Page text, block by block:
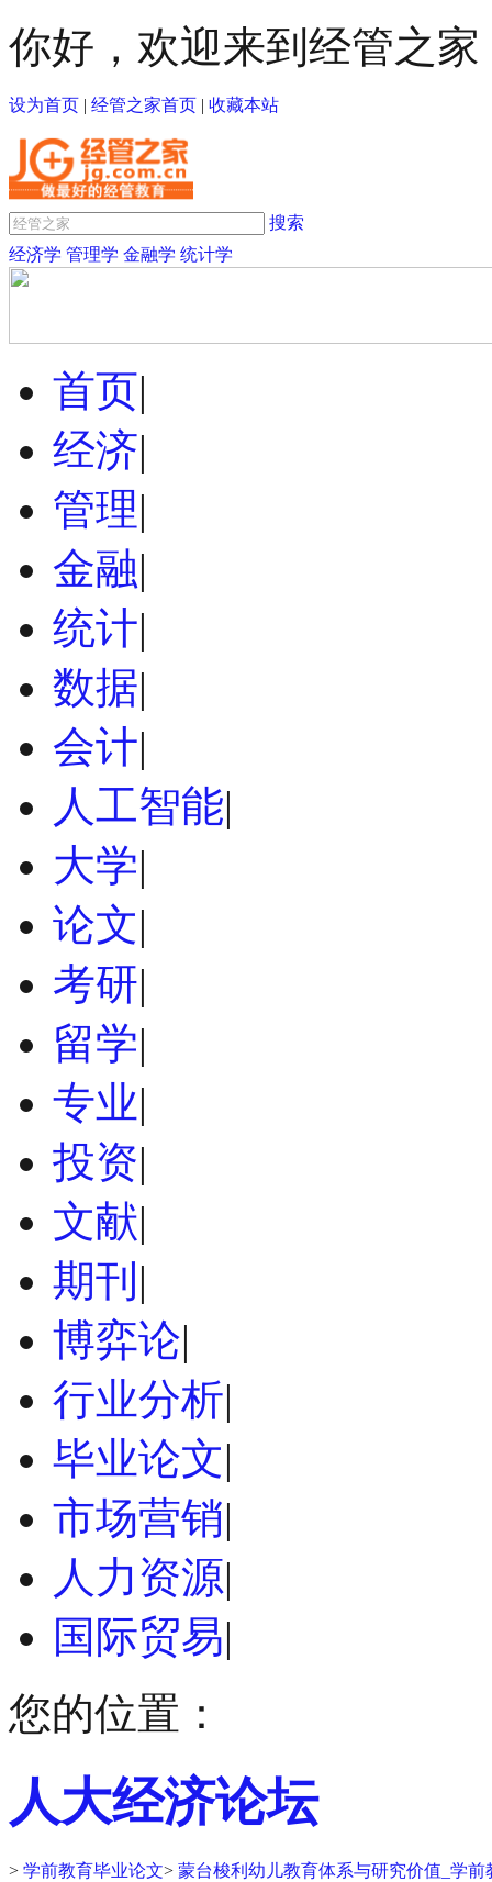
你好，欢迎来到经管之家
设为首页 | 经管之家首页 | 收藏本站
搜索
经济学 管理学 金融学 统计学
首页|
经济|
管理|
金融|
统计|
数据|
会计|
人工智能|
大学|
论文|
考研|
留学|
专业|
投资|
文献|
期刊 |
博弈论|
行业分析|
毕业论文|
市场营销|
人力资源|
国际贸易|
您的位置：
人大经济论坛
> 学前教育毕业论文> 蒙台梭利幼儿教育体系与研究价值_学前